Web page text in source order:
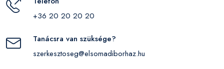
+36 20 20 20 20
Tanácsra van szüksége?
szerkesztoseg@elsomadiborhaz.hu